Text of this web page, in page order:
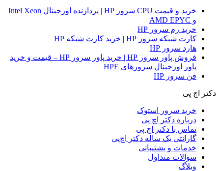
خرید و قیمت CPU سرور HP | پردازنده اورجینال Intel Xeon
و AMD EPYC
خرید رم سرور HP
کارت شبکه سرور HP | خرید کارت شبکه HP
هارد سرور HP
فروش پاور سرور HP | خرید پاور سرور HP – قیمت و خرید
پاور اورجینال سرورهای HPE
فن سرور HP
دکتر اچ پی
خرید سرور استوک
درباره دکتر اچ پی
تماس با دکتر اچ پی
گارانتی یک ساله دکتر اچ‌پی
خدمات و پشتیبانی
سوالات متداول
وبلاگ